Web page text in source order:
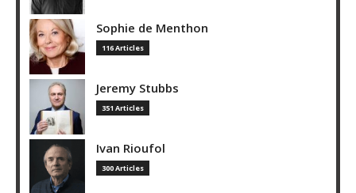
Sophie de Menthon
116 Articles
Jeremy Stubbs
351 Articles
Ivan Rioufol
300 Articles